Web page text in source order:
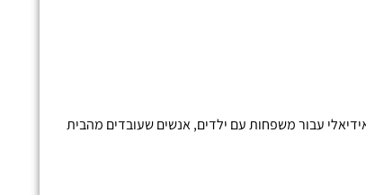
עבור משפחות עם ילדים, אנשים שעובדים מהבית